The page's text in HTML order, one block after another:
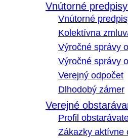
Vnútorné
Vnútorné
Kolektívna
Výročné správy
Výročné správy
Verejný odpočet
Dlhodobý zámer
Verejné
Profil
Zákazky aktívne